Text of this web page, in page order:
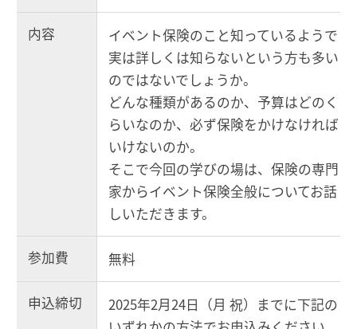
内容
イベント保険のこと知っているようで
実は詳しくは知らないという方も多い
のではないでしょうか。
どんな種類があるのか、予算はどのく
らいなのか、必ず保険をかけなければ
いけないのか。
そこで今回の学びの場は、保険の専門
家からイベント保険全般についてお話
しいただきます。
参加費 無料
申込締切
2025年2月24日（月 祝）までに下記の